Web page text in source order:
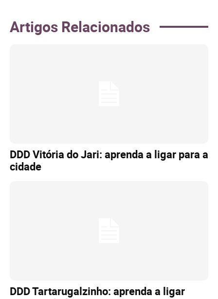
Artigos Relacionados
DDD Vitória do Jari: aprenda a ligar para a
cidade
DDD Tartarugalzinho: aprenda a ligar